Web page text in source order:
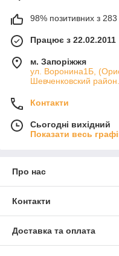
98% позитивних з 283
Працює з 22.02.2011
м. Запоріжжя
ул. Воронина1Б,
Шевченковский
Контакти
Сьогодні вихідний
Показати весь
Про нас
Контакти
Доставка та оплата